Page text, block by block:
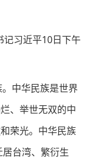
习近平10日下午
中华民族是世界
、举世无双的中
荣光。中华民族
台湾、繁衍生